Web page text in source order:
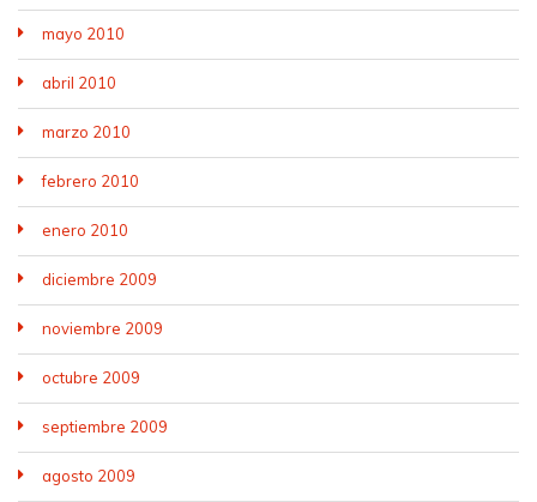
mayo 2010
abril 2010
marzo 2010
febrero 2010
enero 2010
diciembre 2009
noviembre 2009
octubre 2009
septiembre 2009
agosto 2009